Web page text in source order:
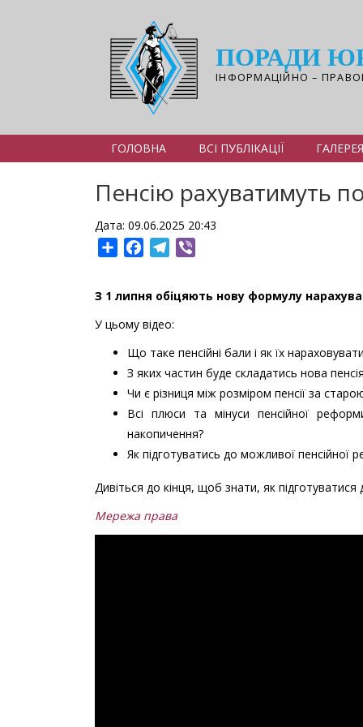
ПОРАДИ
ІНФОРМАЦІЙНО –
ГОЛОВНА ВСІ ПУБЛІКАЦІЇ ГАЛЕРЕЯ
Пенсію рахуватимуть
Дата: 09.06.2025 20:43
ShareFacebookTelegram
З 1 липня обіцяють нову формулу
У цьому відео:
Що таке пенсійні бали і як їх
З яких частин буде складатись нова
Чи є різниця між розміром пенсії за
Всі плюси та мінуси пенсійної
накопичення?
Як підготуватись до можливої пенсійної
Дивіться до кінця, щоб знати, як підготуватися
Мережа права